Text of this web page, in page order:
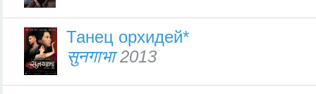
Танец орхидей*
सुनगाभा2013